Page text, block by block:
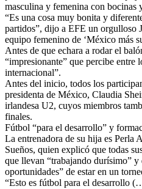
masculina y femenina con bocinas
“Es una cosa muy bonita y
partidos”, dijo a EFE un orgulloso
equipo femenino de ‘México más
Antes de que echara a rodar el
“impresionante” que percibe entre
internacional”.
Antes del inicio, todos los
presidenta de México, Claudia
irlandesa U2, cuyos miembros
finales.
Fútbol “para el desarrollo” y
La entrenadora de su hija es Perla
Sueños, quien explicó que todas
que llevan “trabajando durísimo” y
oportunidades” de estar en un
“Esto es fútbol para el desarrollo